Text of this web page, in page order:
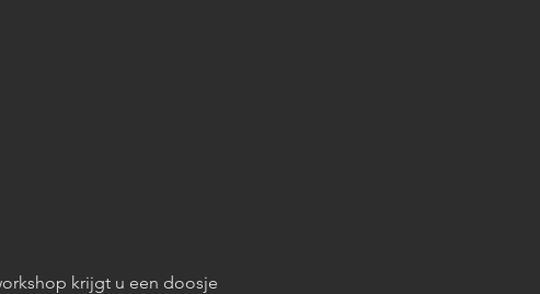
krijgt u een doosje